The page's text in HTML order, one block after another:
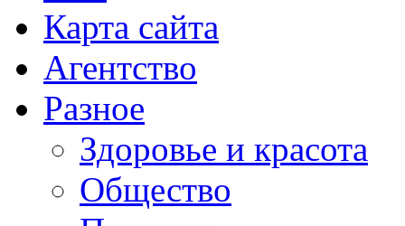
Карта сайта
Агентство
Разное
Здоровье и красота
Общество